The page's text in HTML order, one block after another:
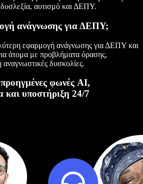
δυσλεξία, αυτισμό και ΔΕΠΥ.
ανάγνωσης για ΔΕΠΥ;
εφαρμογή ανάγνωσης για ΔΕΠΥ και
άτομα με προβλήματα όρασης,
δυσκολίες.
φωνές AI,
και υποστήριξη 24/7